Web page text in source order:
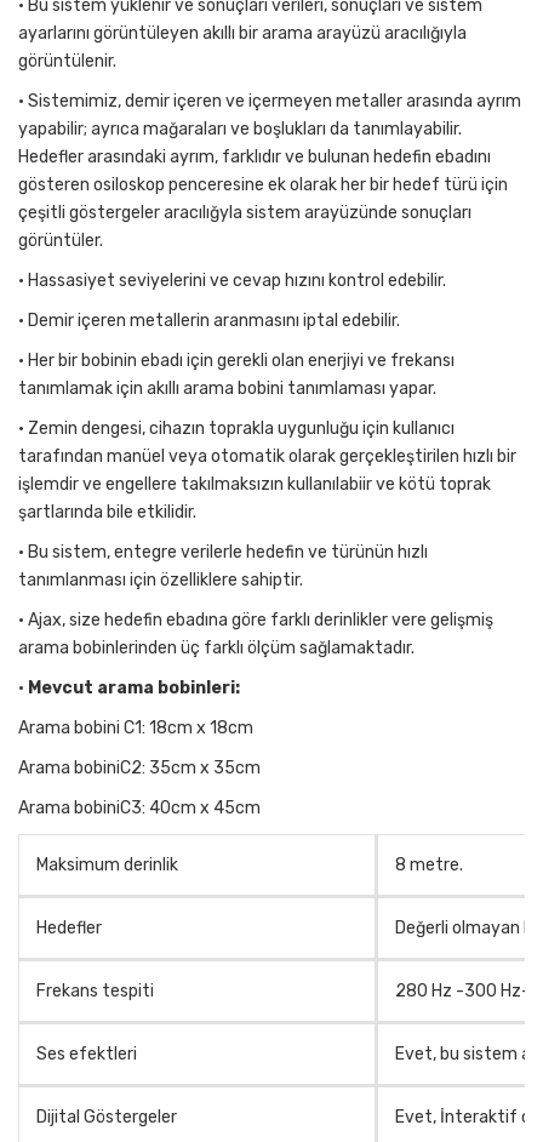
• Bu sistem yüklenir ve sonuçları verileri, sonuçları ve sistem
ayarlarını görüntüleyen akıllı bir arama arayüzü aracılığıyla
görüntülenir.
• Sistemimiz, demir içeren ve içermeyen metaller arasında ayrım
yapabilir; ayrıca mağaraları ve boşlukları da tanımlayabilir.
Hedefler arasındaki ayrım, farklıdır ve bulunan hedefin ebadını
gösteren osiloskop penceresine ek olarak her bir hedef türü için
çeşitli göstergeler aracılığyla sistem arayüzünde sonuçları
görüntüler.
• Hassasiyet seviyelerini ve cevap hızını kontrol edebilir.
• Demir içeren metallerin aranmasını iptal edebilir.
• Her bir bobinin ebadı için gerekli olan enerjiyi ve frekansı
tanımlamak için akıllı arama bobini tanımlaması yapar.
• Zemin dengesi, cihazın toprakla uygunluğu için kullanıcı
tarafından manüel veya otomatik olarak gerçekleştirilen hızlı bir
işlemdir ve engellere takılmaksızın kullanılabiir ve kötü toprak
şartlarında bile etkilidir.
• Bu sistem, entegre verilerle hedefin ve türünün hızlı
tanımlanması için özelliklere sahiptir.
• Ajax, size hedefin ebadına göre farklı derinlikler vere gelişmiş
arama bobinlerinden üç farklı ölçüm sağlamaktadır.
• Mevcut arama bobinleri:
Arama bobini C1: 18cm x 18cm
Arama bobiniC2: 35cm x 35cm
Arama bobiniC3: 40cm x 45cm
Maksimum derinlik 8 metre.
Hedefler Değerli olmayan
Frekans tespiti 280 Hz -300 Hz-
Ses efektleri Evet, bu sistem
Dijital Göstergeler Evet, İnteraktif